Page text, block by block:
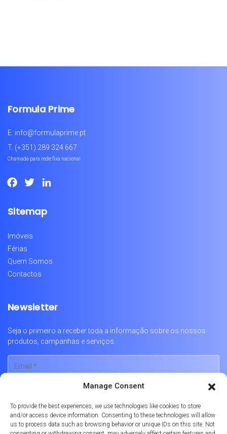
Manage Consent
To provide the best experiences, we use technologies like cookies to store
and/or access device information. Consenting to these technologies will allow
us to process data such as browsing behavior or unique IDs on this site. Not
Formula Prime
E. info@formulaprime.pt
T. (+351) 289 324 667
Chamada para rede fixa nacional
Facebook
Twitter
Sitemap
Imóveis
Férias
Quem Somos
Contactos
Newsletter
Seja o primeiro a receber toda a informação sobre os nossos
produtos, campanhas e serviços.